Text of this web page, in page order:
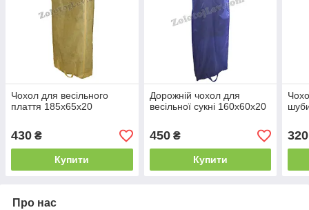
Чохол для весільного
плаття 185х65х20
430 ₴
Купити
Дорожній чохол для
весільної сукні 160х60х20
450₴
Купити
320
Про нас